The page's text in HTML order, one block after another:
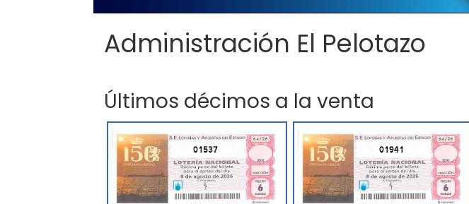
Administración El Pelotazo
Últimos décimos a la venta
01537 01941